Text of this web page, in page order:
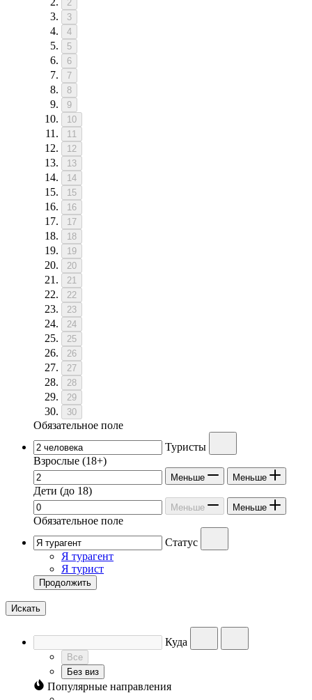
2
3
4
5
6
7
8
9
10
11
12
13
14
15
16
17
18
19
20
21
22
23
24
25
26
27
28
29
30
Обязательное поле
Туристы
Взрослые (18+)
Меньше Меньше
Дети (до 18)
Меньше Меньше
Обязательное поле
Статус
Я турагент
Я турист
Продолжить
Искать
Куда
Все
Без виз
Популярные направления